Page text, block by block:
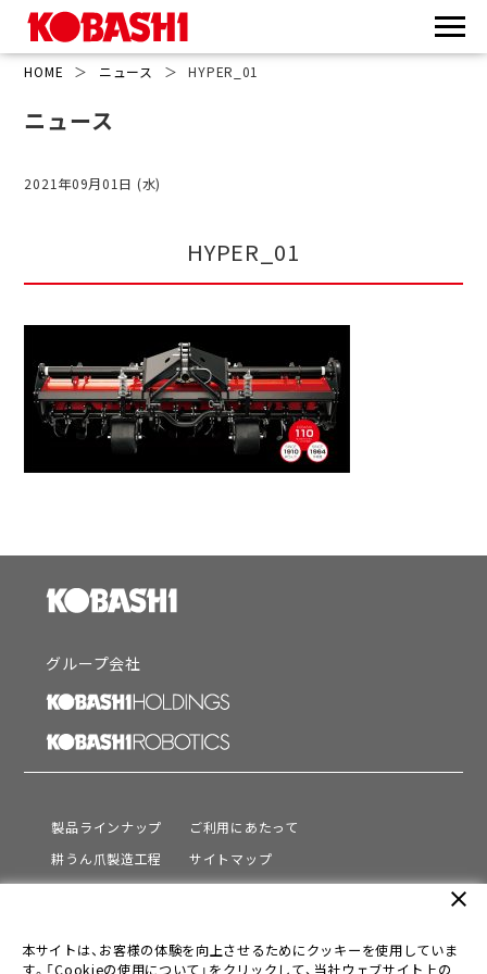
HOME ＞ ニュース ＞ HYPER_01
ニュース
2021年09月01日 (水)
HYPER_01
グループ会社
製品ラインナップ
耕うん爪製造工程
サポート
会社情報
ご利用にあたって
サイトマップ
プライバシーポリシー
本サイトは、お客様の体験を向上させるためにクッキーを使用していま
す。「Cookieの使用について」をクリックして、当社ウェブサイト上の
close